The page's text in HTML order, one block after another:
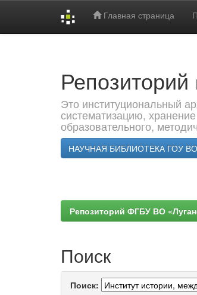
Главная страница
Репозиторий
Это институциональный
систематизацию,
образовательного,
НАУЧНАЯ БИБЛИОТЕКА ГОУ
Репозиторий ФГБУ ВО
Поиск
Поиск: